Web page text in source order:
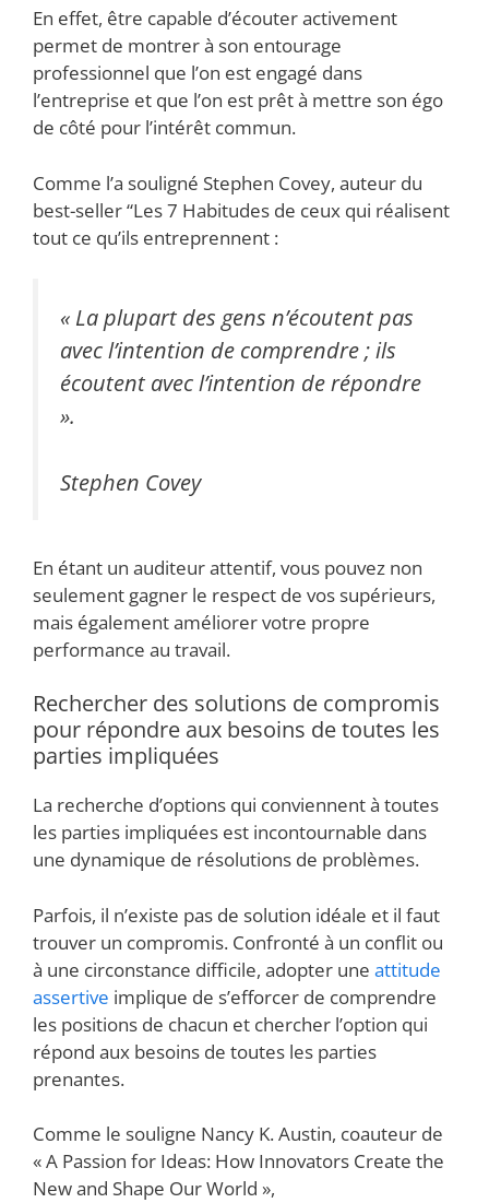
En effet, être capable d’écouter activement
permet de montrer à son entourage
professionnel que l’on est engagé dans
l’entreprise et que l’on est prêt à mettre son égo
de côté pour l’intérêt commun.
Comme l’a souligné Stephen Covey, auteur du
best-seller “Les 7 Habitudes de ceux qui réalisent
tout ce qu’ils entreprennent :
« La plupart des gens n’écoutent pas
avec l’intention de comprendre ; ils
écoutent avec l’intention de répondre
».
Stephen Covey
En étant un auditeur attentif, vous pouvez non
seulement gagner le respect de vos supérieurs,
mais également améliorer votre propre
performance au travail.
Rechercher des solutions de compromis
pour répondre aux besoins de toutes les
parties impliquées
La recherche d’options qui conviennent à toutes
les parties impliquées est incontournable dans
une dynamique de résolutions de problèmes.
Parfois, il n’existe pas de solution idéale et il faut
trouver un compromis. Confronté à un conflit ou
à une circonstance difficile, adopter une attitude
assertive implique de s’efforcer de comprendre
les positions de chacun et chercher l’option qui
répond aux besoins de toutes les parties
prenantes.
Comme le souligne Nancy K. Austin, coauteur de
« A Passion for Ideas: How Innovators Create the
New and Shape Our World »,